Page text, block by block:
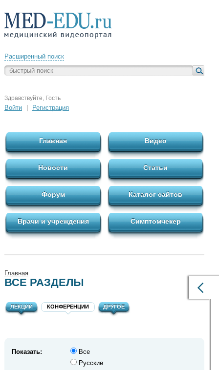
Расширенный поиск
Здравствуйте, Гость
Войти Регистрация
Главная Видео
Новости Статьи
Форум Каталог сайтов
Врачи и учреждения Симптомчекер
Главная
ВСЕ РАЗДЕЛЫ
ЛЕКЦИИ КОНФЕРЕНЦИИ ДРУГОЕ
Показать:
Все
Русские